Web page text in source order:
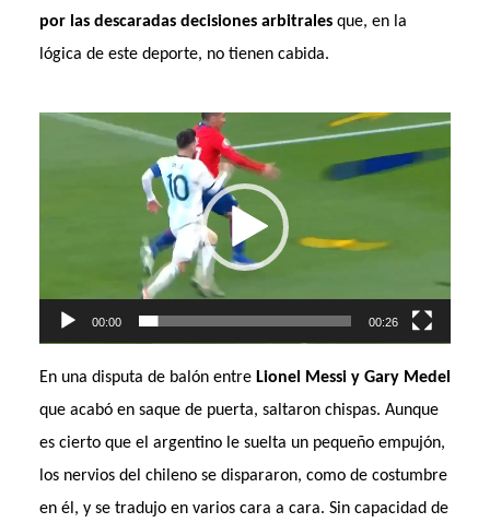
por las descaradas decisiones arbitralesque, en la
lógica de este deporte, no tienen cabida.
Reproductor
00:00 00:26
En una disputa de balón entre Lionel Messi y Gary Medel
que acabó en saque de puerta, saltaron chispas. Aunque
es cierto que el argentino le suelta un pequeño empujón,
los nervios del chileno se dispararon, como de costumbre
en él, y se tradujo en varios cara a cara. Sin capacidad de